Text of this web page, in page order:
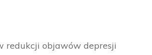
redukcji objawów depresji